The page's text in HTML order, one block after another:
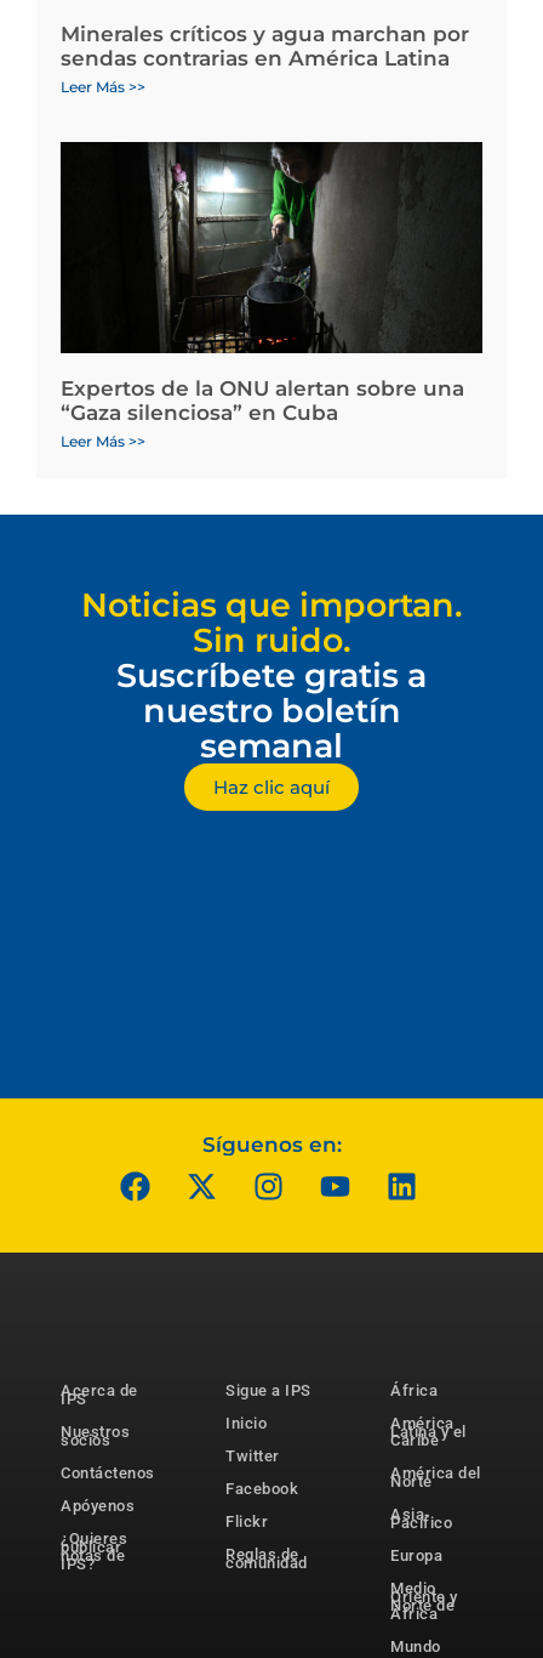
Minerales críticos y agua marchan por
sendas contrarias en América Latina
Leer Más >>
Expertos de la ONU alertan sobre una
“Gaza silenciosa” en Cuba
Leer Más >>
Noticias que importan.
Sin ruido.
Suscríbete gratis a
nuestro boletín
semanal
Haz clic aquí
Síguenos en:
Acerca de
IPS
Nuestros
socios
Contáctenos
Apóyenos
¿Quieres
publicar
notas de
IPS?
Sigue a IPS
Inicio
Twitter
Facebook
Flickr
Reglas de
comunidad
África
América
Latina y el
Caribe
América del
Norte
Asia-
Pacífico
Europa
Medio
Oriente y
Norte de
África
Mundo